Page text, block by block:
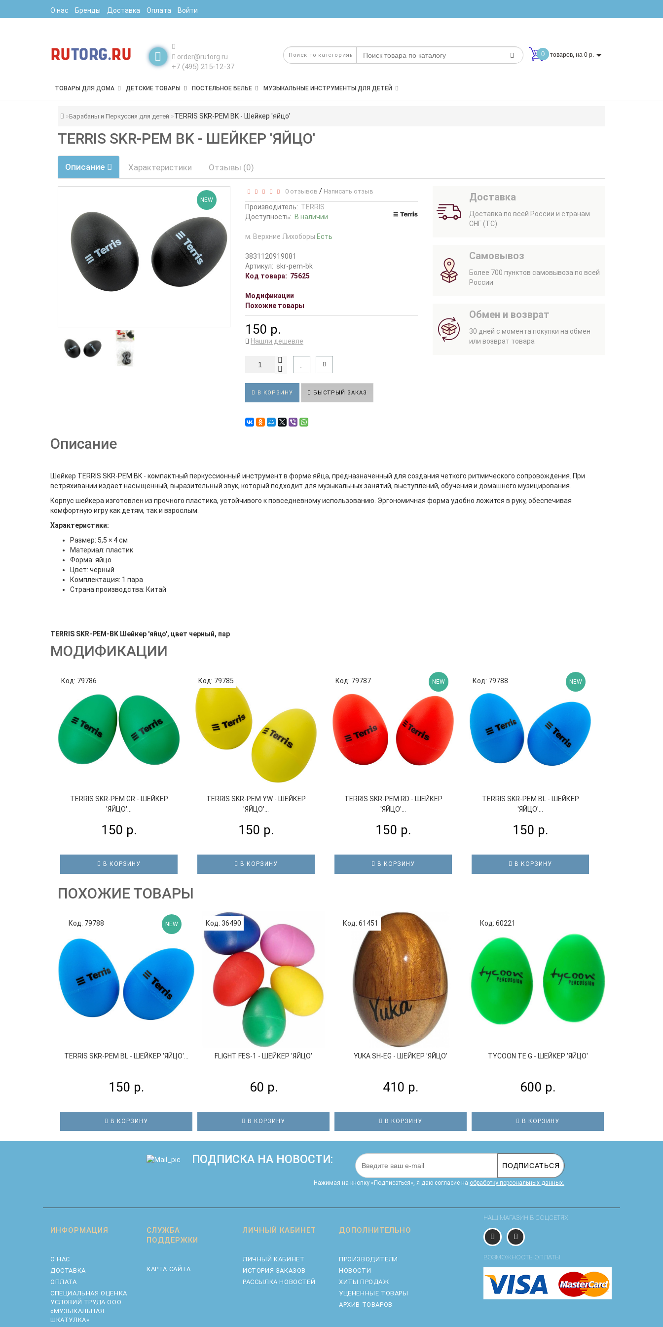
О нас Бренды Доставка Оплата Войти
order@rutorg.ru
+7 (495) 215-12-37
0 товаров, на 0 р.
ТОВАРЫ ДЛЯ ДОМА ДЕТСКИЕ ТОВАРЫ ПОСТЕЛЬНОЕ БЕЛЬЕ МУЗЫКАЛЬНЫЕ ИНСТРУМЕНТЫ ДЛЯ ДЕТЕЙ
Барабаны и Перкуссия для детей TERRIS SKR-PEM BK - Шейкер 'яйцо'
TERRIS SKR-PEM BK - ШЕЙКЕР 'ЯЙЦО'
Описание Характеристики Отзывы (0)
NEW
0 отзывов / Написать отзыв
Производитель: TERRIS
Доступность: В наличии
м. Верхние Лихоборы Есть
3831120919081
Артикул: skr-pem-bk
Код товара: 75625
Модификации
Похожие товары
150 р.
Нашли дешевле
В КОРЗИНУ БЫСТРЫЙ ЗАКАЗ
Доставка
Доставка по всей России и странам
СНГ (ТС)
Самовывоз
Более 700 пунктов самовывоза по всей
России
Обмен и возврат
30 дней с момента покупки на обмен
или возврат товара
Описание
Шейкер TERRIS SKR-PEM BK - компактный перкуссионный инструмент в форме яйца, предназначенный для создания четкого ритмического сопровождения. При
встряхивании издает насыщенный, выразительный звук, который подходит для музыкальных занятий, выступлений, обучения и домашнего музицирования.
Корпус шейкера изготовлен из прочного пластика, устойчивого к повседневному использованию. Эргономичная форма удобно ложится в руку, обеспечивая
комфортную игру как детям, так и взрослым.
Характеристики:
Размер: 5,5 × 4 см
Материал: пластик
Форма: яйцо
Цвет: черный
Комплектация: 1 пара
Страна производства: Китай
TERRIS SKR-PEM-BK Шейкер 'яйцо', цвет черный, пар
МОДИФИКАЦИИ
Код: 79786
TERRIS SKR-PEM GR - ШЕЙКЕР
'ЯЙЦО'...
150 р.
В КОРЗИНУ
Код: 79785
TERRIS SKR-PEM YW - ШЕЙКЕР
'ЯЙЦО'...
150 р.
В КОРЗИНУ
Код: 79787 NEW
TERRIS SKR-PEM RD - ШЕЙКЕР
'ЯЙЦО'...
150 р.
В КОРЗИНУ
Код: 79788 NEW
TERRIS SKR-PEM BL - ШЕЙКЕР
'ЯЙЦО'...
150 р.
В КОРЗИНУ
ПОХОЖИЕ ТОВАРЫ
Код: 79788 NEW
TERRIS SKR-PEM BL - ШЕЙКЕР 'ЯЙЦО'...
150 р.
В КОРЗИНУ
Код: 36490
FLIGHT FES-1 - ШЕЙКЕР 'ЯЙЦО'
60 р.
В КОРЗИНУ
Код: 61451
YUKA SH-EG - ШЕЙКЕР 'ЯЙЦО'
410 р.
В КОРЗИНУ
Код: 60221
TYCOON TE G - ШЕЙКЕР 'ЯЙЦО'
600 р.
В КОРЗИНУ
ПОДПИСКА НА НОВОСТИ: ПОДПИСАТЬСЯ
Нажимая на кнопку «Подписаться», я даю cогласие на обработку персональных данных.
ИНФОРМАЦИЯ
О НАС
ДОСТАВКА
ОПЛАТА
CПЕЦИАЛЬНАЯ ОЦЕНКА
УСЛОВИЙ ТРУДА ООО
«МУЗЫКАЛЬНАЯ
ШКАТУЛКА»
СЛУЖБА
ПОДДЕРЖКИ
КАРТА САЙТА
ЛИЧНЫЙ КАБИНЕТ
ЛИЧНЫЙ КАБИНЕТ
ИСТОРИЯ ЗАКАЗОВ
РАССЫЛКА НОВОСТЕЙ
ДОПОЛНИТЕЛЬНО
ПРОИЗВОДИТЕЛИ
НОВОСТИ
ХИТЫ ПРОДАЖ
УЦЕНЕННЫЕ ТОВАРЫ
АРХИВ ТОВАРОВ
НАШ МАГАЗИН В СОЦСЕТЯХ
ВОЗМОЖНОСТЬ ОПЛАТЫ